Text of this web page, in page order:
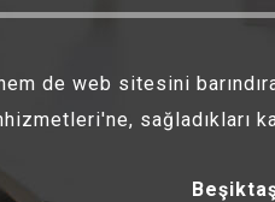
de web sitesini